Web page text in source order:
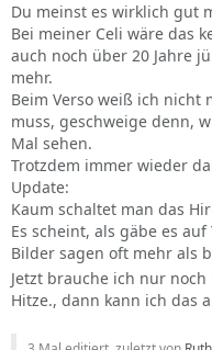
Du meinst es wirklich gut
Bei meiner Celi wäre das
auch noch über 20 Jahre
mehr.
Beim Verso weiß ich nicht
muss, geschweige denn,
Mal sehen.
Trotzdem immer wieder
Update:
Kaum schaltet man das
Es scheint, als gäbe es
Bilder sagen oft mehr als
Jetzt brauche ich nur
Hitze., dann kann ich das